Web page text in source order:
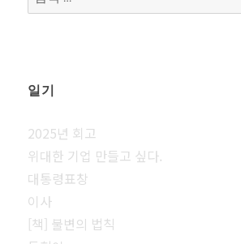
색:
일기
2025년 회고
위대한 기업 만들고 싶다.
대통령표창
이사
[책] 불변의 법칙